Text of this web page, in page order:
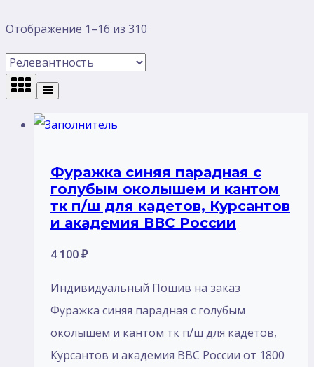
Отображение 1–16 из 310
Фуражка синяя парадная с
голубым околышем и кантом
тк п/ш для кадетов, Курсантов
и академия ВВС России
4 100₽
Индивидуальный Пошив на заказ
Фуражка синяя парадная с голубым
околышем и кантом тк п/ш для кадетов,
Курсантов и академия ВВС России от 1800